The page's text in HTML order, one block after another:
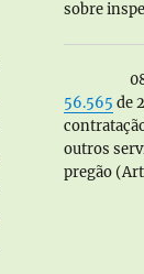
sobre
56.565 de
outros
pregão